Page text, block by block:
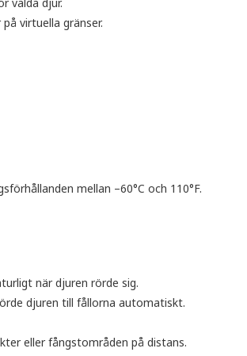
virtuella gränser.
mellan –60°C och 110°F.
när djuren rörde sig.
djuren till fållorna automatiskt.
eller fångstområden på distans.